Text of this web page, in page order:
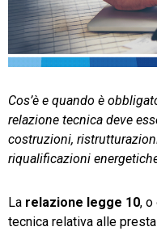
Trust Services
TeamSystem Store
Cos’è e quando è
relazione tecnica deve
costruzioni,
riqualificazioni
La relazione legge 10, o
tecnica relativa alle